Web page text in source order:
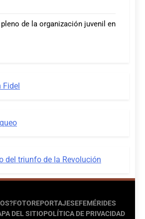
de la organización juvenil en
FOTOREPORTAJESEFEMÉRIDES
DEL SITIOPOLÍTICA DE PRIVACIDAD